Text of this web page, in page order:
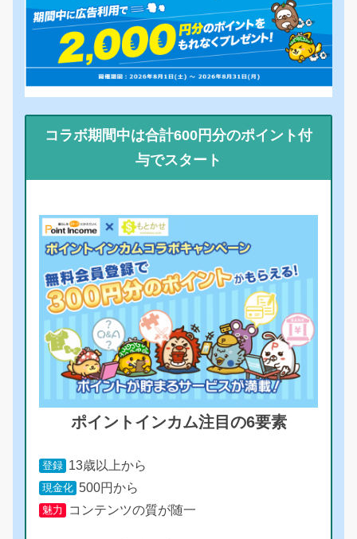
コラボ期間中は合計600円分のポイント付
与でスタート
ポイントインカム注目の6要素
登録 13歳以上から
現金化 500円から
魅力 コンテンツの質が随一